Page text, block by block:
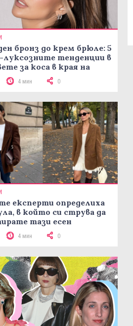
бронз до крем брюле: 5
луксозните тенденции в
за коса в края на
4 мин 0
експерти определиха
в който си струва да
тази есен
4 мин 0